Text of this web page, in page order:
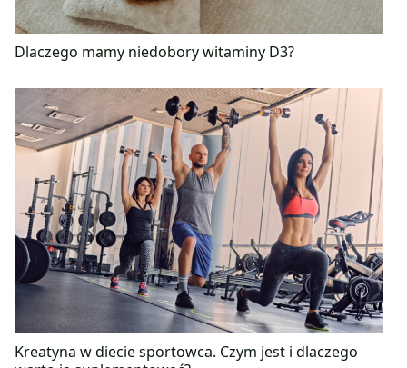
Dlaczego mamy niedobory witaminy D3?
Kreatyna w diecie sportowca. Czym jest i dlaczego